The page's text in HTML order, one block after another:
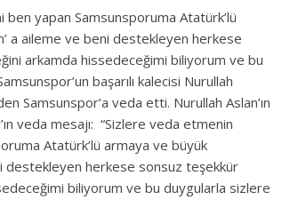
yapan Samsunsporuma Atatürk’lü
a aileme ve beni destekleyen herkese
arkamda hissedeceğimi biliyorum ve bu
başarılı kalecisi Nurullah
Samsunspor’a veda etti. Nurullah Aslan’ın
veda mesajı: “Sizlere veda etmenin
Atatürk’lü armaya ve büyük
destekleyen herkese sonsuz teşekkür
biliyorum ve bu duygularla sizlere